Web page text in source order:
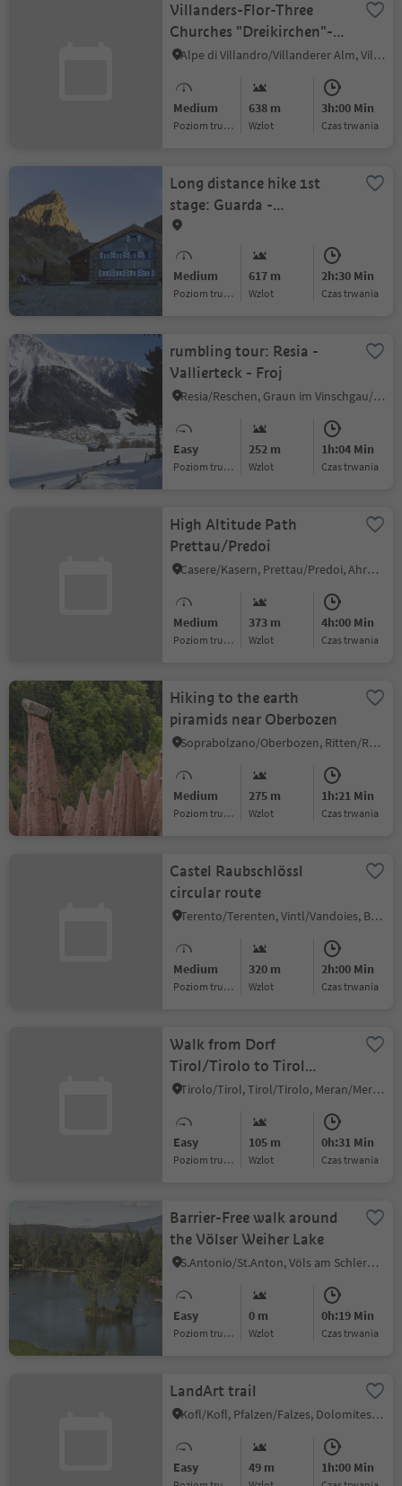
Villanders-Flor-Three
Churches "Dreikirchen"-
Villanders
Alpe di Villandro/Villanderer Alm, Villanders/Villandro, Brixen/Bressanone and environs
Medium
Poziom trudności
638 m
Wzlot
3h:00 Min
czas trwania
Long distance hike 1st
stage: Guarda -
Chamonna Tuoi CAS
Medium
Poziom trudności
617 m
Wzlot
2h:30 Min
czas trwania
rumbling tour: Resia -
Vallierteck - Froj
Resia/Reschen, Graun im Vinschgau/Curon Venosta, Vinschgau/Val Venosta
Easy
Poziom trudności
252 m
Wzlot
1h:04 Min
czas trwania
High Altitude Path
Prettau/Predoi
Casere/Kasern, Prettau/Predoi, Ahrntal/Valle Aurina
Medium
Poziom trudności
373 m
Wzlot
4h:00 Min
czas trwania
Hiking to the earth
piramids near Oberbozen
Soprabolzano/Oberbozen, Ritten/Renon, Bolzano/Bozen and environs
Medium
Poziom trudności
275 m
Wzlot
1h:21 Min
czas trwania
Castel Raubschlössl
circular route
Terento/Terenten, Vintl/Vandoies, Brixen/Bressanone and environs
Medium
Poziom trudności
320 m
Wzlot
2h:00 Min
czas trwania
Walk from Dorf
Tirol/Tirolo to Tirol
Castle
Tirolo/Tirol, Tirol/Tirolo, Meran/Merano and environs
Easy
Poziom trudności
105 m
Wzlot
0h:31 Min
czas trwania
Barrier-Free walk around
the Völser Weiher Lake
S.Antonio/St.Anton, Völs am Schlern/Fiè allo Sciliar, Dolomites Region Seiser Alm
Easy
Poziom trudności
0 m
Wzlot
0h:19 Min
czas trwania
LandArt trail
Kofl/Kofl, Pfalzen/Falzes, Dolomites Region Kronplatz/Plan de Corones
Easy 49 m 1h:00 Min